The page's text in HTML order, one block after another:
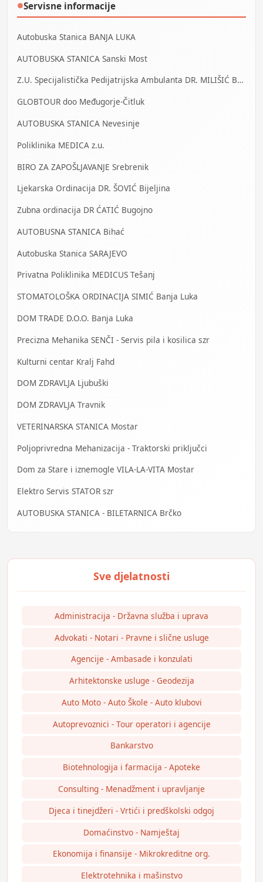
●Servisne informacije
Autobuska Stanica BANJA LUKA
AUTOBUSKA STANICA Sanski Most
Z.U. Specijalistička Pedijatrijska Ambulanta DR. MILIŠIĆ Banja Luka
GLOBTOUR doo Međugorje-Čitluk
AUTOBUSKA STANICA Nevesinje
Poliklinika MEDICA z.u.
BIRO ZA ZAPOŠLJAVANJE Srebrenik
Ljekarska Ordinacija DR. ŠOVIĆ Bijeljina
Zubna ordinacija DR ĆATIĆ Bugojno
AUTOBUSNA STANICA Bihać
Autobuska Stanica SARAJEVO
Privatna Poliklinika MEDICUS Tešanj
STOMATOLOŠKA ORDINACIJA SIMIĆ Banja Luka
DOM TRADE D.O.O. Banja Luka
Precizna Mehanika SENČI - Servis pila i kosilica szr
Kulturni centar Kralj Fahd
DOM ZDRAVLJA Ljubuški
DOM ZDRAVLJA Travnik
VETERINARSKA STANICA Mostar
Poljoprivredna Mehanizacija - Traktorski priključci
Dom za Stare i iznemogle VILA-LA-VITA Mostar
Elektro Servis STATOR szr
AUTOBUSKA STANICA - BILETARNICA Brčko
Administracija - Državna služba i uprava
Advokati - Notari - Pravne i slične usluge
Agencije - Ambasade i konzulati
Arhitektonske usluge - Geodezija
Auto Moto - Auto Škole - Auto klubovi
Autoprevoznici - Tour operatori i agencije
Bankarstvo
Biotehnologija i farmacija - Apoteke
Consulting - Menadžment i upravljanje
Djeca i tinejdžeri - Vrtići i predškolski odgoj
Domaćinstvo - Namještaj
Ekonomija i finansije - Mikrokreditne org.
Elektrotehnika i mašinstvo